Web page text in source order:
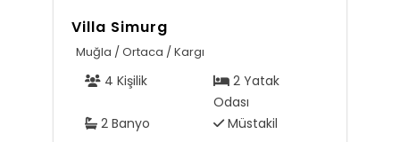
Villa Simurg
Muğla / Ortaca / Kargı
4 Kişilik
2 Yatak
Odası
2 Banyo
Müstakil